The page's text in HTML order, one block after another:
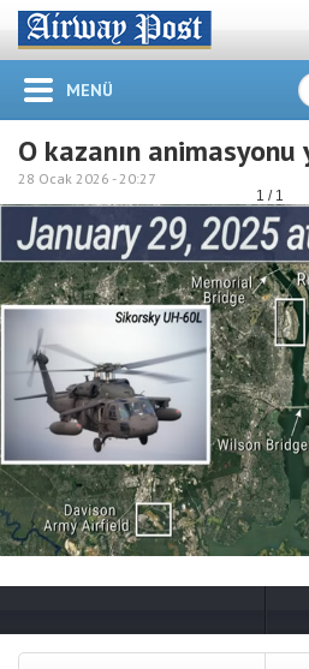
MENÜ
O kazanın animasyonu
28 Ocak 2026 -20:27
1 / 1